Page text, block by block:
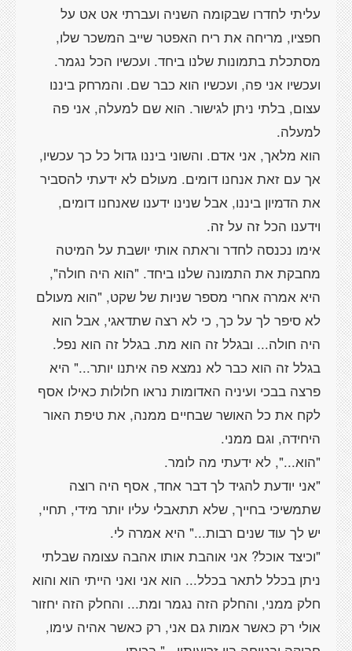
עליתי לחדרו שבקומה השניה ועברתי אט אט על
חפציו, מריחה את ריח האפטר שייב המשכר שלו,
מסתכלת בתמונות שלנו ביחד. ועכשיו הכל נגמר.
ועכשיו אני פה, ועכשיו הוא כבר שם. והמרחק ביננו
עצום, בלתי ניתן לגישור. הוא שם למעלה, אני פה
הוא מלאך, אני אדם. והשוני ביננו גדול כל כך עכשיו,
אך עם זאת אנחנו דומים. מעולם לא ידעתי להסביר
את הדמיון ביננו, אבל שנינו ידענו שאנחנו דומים,
אימו נכנסה לחדר וראתה אותי יושבת על המיטה
מחבקת את התמונה שלנו ביחד. "הוא היה חולה",
היא אמרה אחרי מספר שניות של שקט, "הוא מעולם
לא סיפר לך על כך, כי לא רצה שתדאגי, אבל הוא
היה חולה... ובגלל זה הוא מת. בגלל זה הוא נפל.
בגלל זה הוא כבר לא נמצא פה איתנו יותר..." היא
פרצה בבכי ועיניה האדומות נראו חלולות כאילו אסף
לקח את כל האושר שבחיים ממנה, את טיפת האור
"אני יודעת להגיד לך דבר אחד, אסף היה רוצה
שתמשיכי בחייך, שלא תתאבלי עליו יותר מידי, תחיי,
"וכיצד אוכל? אני אוהבת אותו אהבה עצומה שבלתי
ניתן בכלל לתאר בכלל... הוא אני ואני הייתי הוא והוא
חלק ממני, והחלק הזה נגמר ומת... והחלק הזה יחזור
אולי רק כאשר אמות גם אני, רק כאשר אהיה עימו,